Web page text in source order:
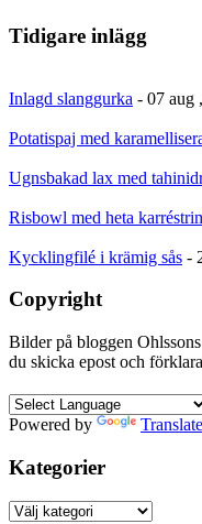
Tidigare inlägg
Inlagd slanggurka - 07 aug
Potatispaj med
Ugnsbakad lax med
Risbowl med heta
Kycklingfilé i krämig sås -
Copyright
Bilder på bloggen
du skicka epost och
Powered by Translate
Kategorier
Kategorier